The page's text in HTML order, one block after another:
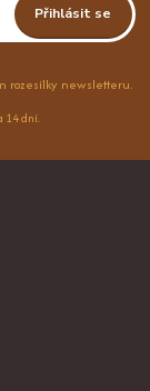
Přihlásit se
rozesílky newsletteru.
14 dní.